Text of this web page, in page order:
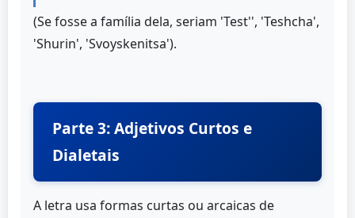
(Se fosse a família dela, seriam 'Test'', 'Teshcha',
'Shurin', 'Svoyskenitsa').
Parte 3: Adjetivos Curtos e
Dialetais
A letra usa formas curtas ou arcaicas de